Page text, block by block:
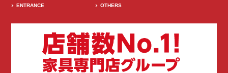
ENTRANCE OTHERS